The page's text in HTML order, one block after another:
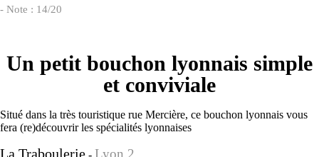
- Note : 14/20
Un petit bouchon lyonnais simple
et conviviale
Situé dans la très touristique rue Mercière, ce bouchon lyonnais vous
fera (re)découvrir les spécialités lyonnaises
La Traboulerie - Lyon 2